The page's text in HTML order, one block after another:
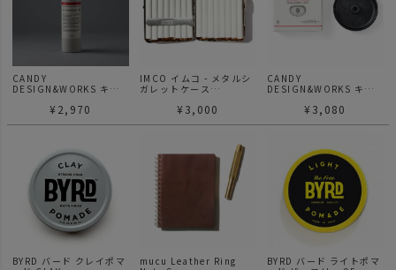
CANDY
DESIGN&WORKS キャ
¥ 2,970
IMCO イムコ - メタルシ
ガレットケース
¥ 3,000
CANDY
DESIGN&WORKS キャ
¥ 3,080
BYRD バード クレイポマ
mucu Leather Ring
BYRD バード ライトポマ